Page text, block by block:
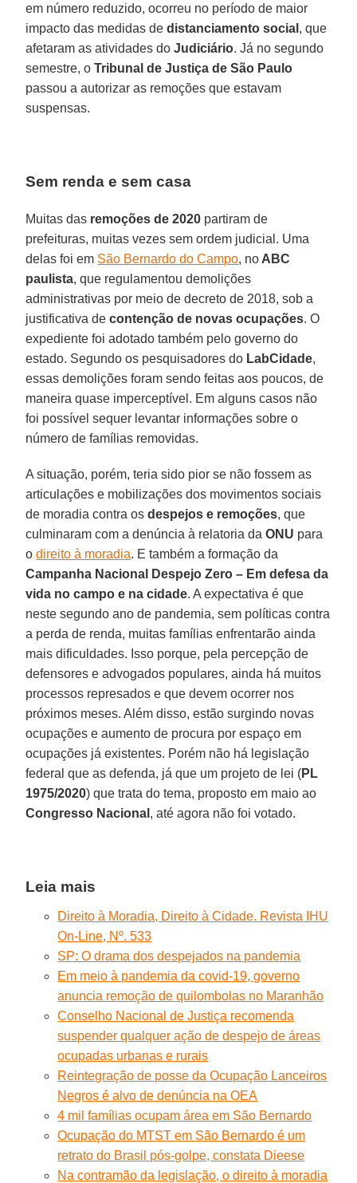
em número reduzido, ocorreu no período de maior
impacto das medidas dedistanciamento social , que
afetaram as atividades doJudiciário. Já no segundo
semestre, oTribunal de Justiça de São Paulo
passou a autorizar as remoções que estavam
suspensas.
Sem renda e sem casa
Muitas das remoções de 2020 partiram de
prefeituras, muitas vezes sem ordem judicial. Uma
delas foi em São Bernardo do Campo, no ABC
paulista, que regulamentou demolições
administrativas por meio de decreto de 2018, sob a
justificativa decontenção de novas ocupações. O
expediente foi adotado também pelo governo do
estado. Segundo os pesquisadores do LabCidade,
essas demolições foram sendo feitas aos poucos, de
maneira quase imperceptível. Em alguns casos não
foi possível sequer levantar informações sobre o
número de famílias removidas.
A situação, porém, teria sido pior se não fossem as
articulações e mobilizações dos movimentos sociais
de moradia contra osdespejos e remoções, que
culminaram com a denúncia à relatoria daONU para
odireito à moradia. E também a formação da
Campanha Nacional Despejo Zero – Em defesa da
vida no campo e na cidade. A expectativa é que
neste segundo ano de pandemia, sem políticas contra
a perda de renda, muitas famílias enfrentarão ainda
mais dificuldades. Isso porque, pela percepção de
defensores e advogados populares, ainda há muitos
processos represados e que devem ocorrer nos
próximos meses. Além disso, estão surgindo novas
ocupações e aumento de procura por espaço em
ocupações já existentes. Porém não há legislação
federal que as defenda, já que um projeto de lei (PL
1975/2020) que trata do tema, proposto em maio ao
Congresso Nacional , até agora não foi votado.
Leia mais
Direito à Moradia, Direito à Cidade. Revista IHU
On-Line, Nº. 533
SP: O drama dos despejados na pandemia
Em meio à pandemia da covid-19, governo
anuncia remoção de quilombolas no Maranhão
Conselho Nacional de Justiça recomenda
suspender qualquer ação de despejo de áreas
ocupadas urbanas e rurais
Reintegração de posse da Ocupação Lanceiros
Negros é alvo de denúncia na OEA
4 mil famílias ocupam área em São Bernardo
Ocupação do MTST em São Bernardo é um
retrato do Brasil pós-golpe, constata Dieese
Na contramão da legislação, o direito à moradia